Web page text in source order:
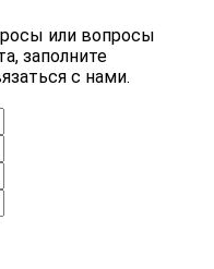
или вопросы
заполните
с нами.